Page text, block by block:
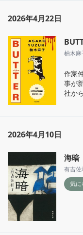
2026年4月22日
柚木麻
作家
事が
社か
2026年4月10日
海暗
有吉佐
気に